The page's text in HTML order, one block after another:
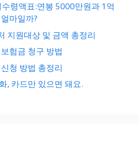
령액표:연봉 5000만원과 1억
마일까?
지원대상 및 금액 총정리
험금 청구 방법
청 방법 총정리
, 카드만 있으면 돼요.